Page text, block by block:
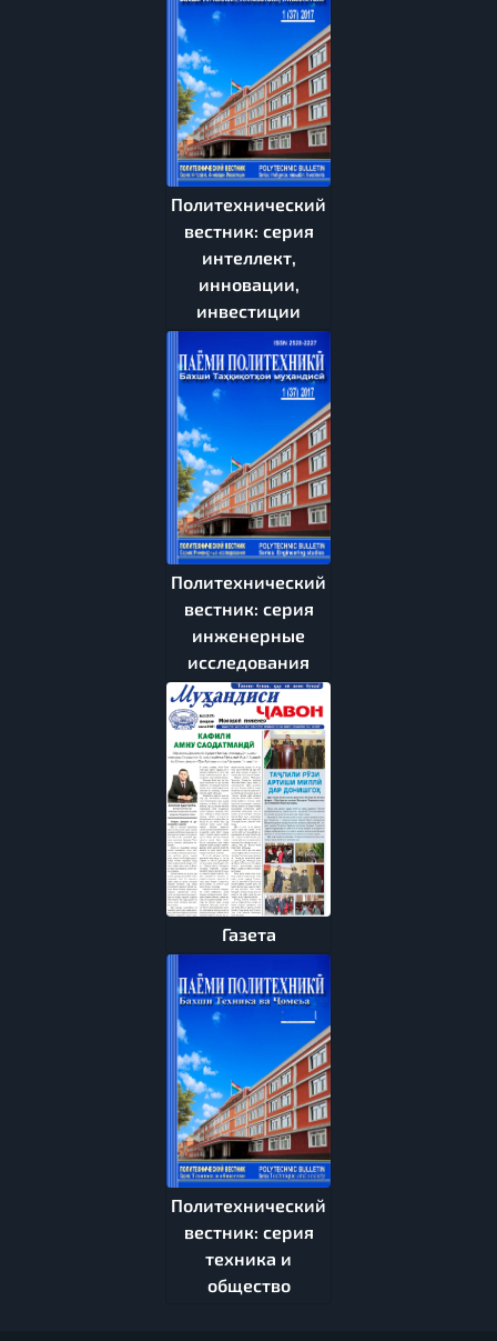
Политехнический
вестник: серия
интеллект,
инновации,
инвестиции
Политехнический
вестник: серия
инженерные
исследования
Газета
Политехнический
вестник: серия
техника и
общество